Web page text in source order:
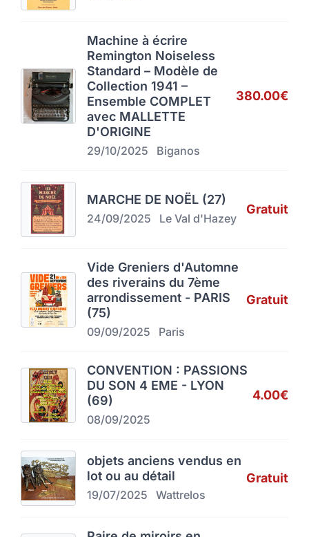
Machine à écrire
Remington Noiseless
Standard – Modèle de
Collection 1941 –
Ensemble COMPLET
avec MALLETTE
D'ORIGINE
29/10/2025 Biganos
380.00€
MARCHE DE NOËL (27)
24/09/2025 Le Val d'Hazey
Gratuit
Vide Greniers d'Automne
des riverains du 7ème
arrondissement - PARIS
(75)
09/09/2025 Paris
Gratuit
CONVENTION : PASSIONS
DU SON 4 EME - LYON
(69)
08/09/2025
4.00€
objets anciens vendus en
lot ou au détail
19/07/2025 Wattrelos
Gratuit